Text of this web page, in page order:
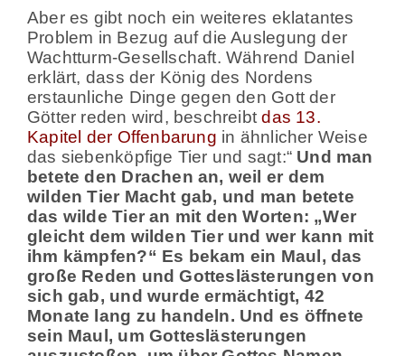
Aber es gibt noch ein weiteres eklatantes
Problem in Bezug auf die Auslegung der
Wachtturm-Gesellschaft. Während Daniel
erklärt, dass der König des Nordens
erstaunliche Dinge gegen den Gott der
Götter reden wird, beschreibtdas 13.
Kapitel der Offenbarung in ähnlicher Weise
das siebenköpfige Tier und sagt:“ Und man
betete den Drachen an, weil er dem
wilden Tier Macht gab, und man betete
das wilde Tier an mit den Worten: „Wer
gleicht dem wilden Tier und wer kann mit
ihm kämpfen?“ Es bekam ein Maul, das
große Reden und Gotteslästerungen von
sich gab, und wurde ermächtigt, 42
Monate lang zu handeln. Und es öffnete
sein Maul, um Gotteslästerungen